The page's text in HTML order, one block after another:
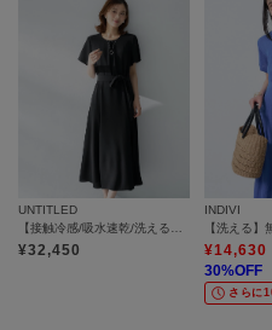
UNTITLED
¥32,450
INDIVI
¥14,630
30%OFF
さらに